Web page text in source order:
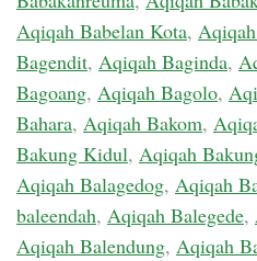
Aqiqah Babelan Kota,
Bagendit, Aqiqah Baginda,
Bagoang, Aqiqah Bagolo,
Bahara, Aqiqah Bakom,
Bakung Kidul, Aqiqah
Aqiqah Balagedog, Aqiqah
baleendah, Aqiqah Balegede,
Aqiqah Balendung, Aqiqah